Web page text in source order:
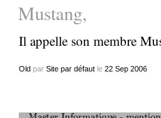
Mustang,
Il appelle son membre
Oldpar Site par défautle 22 Sep 2006